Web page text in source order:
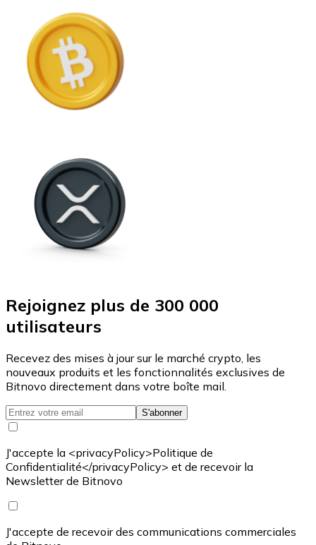
Rejoignez plus de 300 000
utilisateurs
Recevez des mises à jour sur le marché crypto, les
nouveaux produits et les fonctionnalités exclusives de
Bitnovo directement dans votre boîte mail.
S'abonner
J'accepte la <privacyPolicy>Politique de
Confidentialité</privacyPolicy> et de recevoir la
Newsletter de Bitnovo
J'accepte de recevoir des communications commerciales